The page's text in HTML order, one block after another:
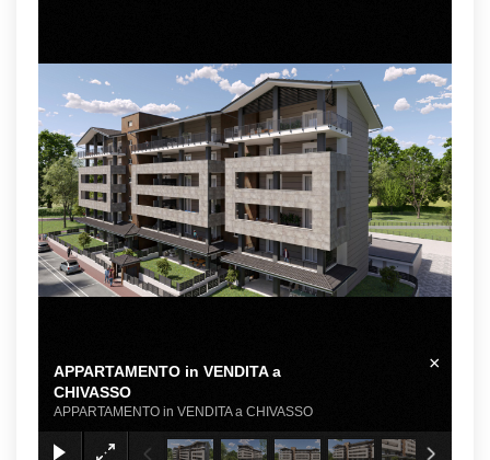
APPARTAMENTO in VENDITA a
CHIVASSO
APPARTAMENTO in VENDITA a CHIVASSO
×